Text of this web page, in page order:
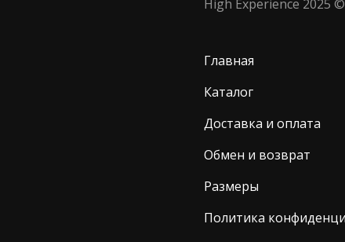
High Experience 2025 ©
Главная
Каталог
Доставка и оплата
Обмен и возврат
Размеры